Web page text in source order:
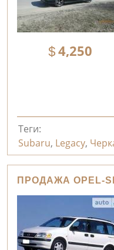
4,250
Теги:
Subaru, Legacy,
ПРОДАЖА OPEL-